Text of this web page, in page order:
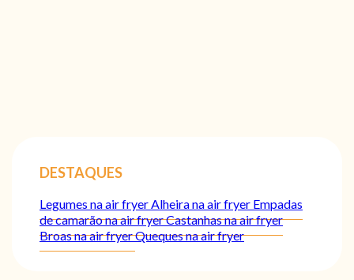
DESTAQUES
Legumes na air fryerAlheira na air fryer Empadas
de camarão na air fryerCastanhas na air fryer
Broas na air fryerQueques na air fryer